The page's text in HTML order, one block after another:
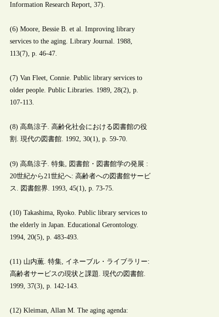
Information Research Report, 37).
(6) Moore, Bessie B. et al. Improving library
services to the aging. Library Journal. 1988,
113(7), p. 46-47.
(7) Van Fleet, Connie. Public library services to
older people. Public Libraries. 1989, 28(2), p.
107-113.
(8) 高島涼子. 高齢化社会における図書館の役
割. 現代の図書館. 1992, 30(1), p. 59-70.
(9) 高島涼子. 特集, 図書館・図書館学の発展 :
20世紀から21世紀へ: 高齢者への図書館サービ
ス. 図書館界. 1993, 45(1), p. 73-75.
(10) Takashima, Ryoko. Public library services to
the elderly in Japan. Educational Gerontology.
1994, 20(5), p. 483-493.
(11) 山内薫. 特集, イネーブル・ライブラリー:
高齢者サービスの現状と課題. 現代の図書館.
1999, 37(3), p. 142-143.
(12) Kleiman, Allan M. The aging agenda: